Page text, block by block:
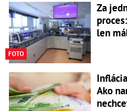
FOTO
Za
len
Ako